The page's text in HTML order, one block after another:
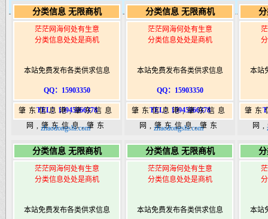
分类信息 无限商机
茫茫网海何处有生意
分类信息处处是商机
本站免费发布各类供求信息
QQ：15903350
TEL：15945066378
肇东信息港,肇东信息
网,肇东信息,肇东
港|www.zhaodongshi.com
zhaodongshi.com
分类信息 无限商机
茫茫网海何处有生意
分类信息处处是商机
本站免费发布各类供求信息
QQ：15903350
TEL：15945066378
肇东信息港,肇东信息
网,肇东信息,肇东
港|www.zhaodongshi.com
zhaodongshi.com
本站
肇东
网
港
分类信息 无限商机
茫茫网海何处有生意
分类信息处处是商机
本站免费发布各类供求信息
分类信息 无限商机
茫茫网海何处有生意
分类信息处处是商机
本站免费发布各类供求信息 本站